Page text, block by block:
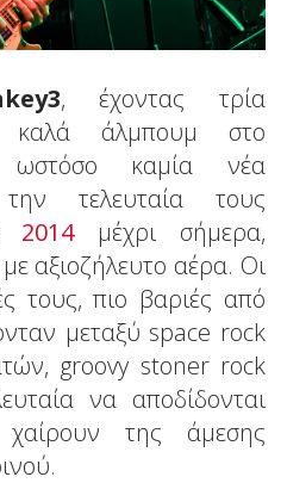
, έχοντας τρία
καλά άλμπουμ στο
ωστόσο καμία νέα
τελευταία τους
2014μέχρι σήμερα,
αξιοζήλευτο αέρα. Οι
τους, πιο βαριές από
μεταξύ space rock
groovy stoner rock
να αποδίδονται
της άμεσης